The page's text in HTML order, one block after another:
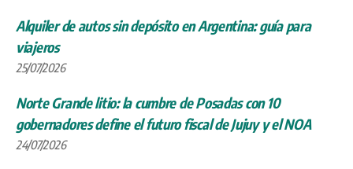
Alquiler de autos sin depósito en Argentina: guía para
viajeros
25/07/2026
Norte Grande litio: la cumbre de Posadas con 10
gobernadores define el futuro fiscal de Jujuy y el NOA
24/07/2026